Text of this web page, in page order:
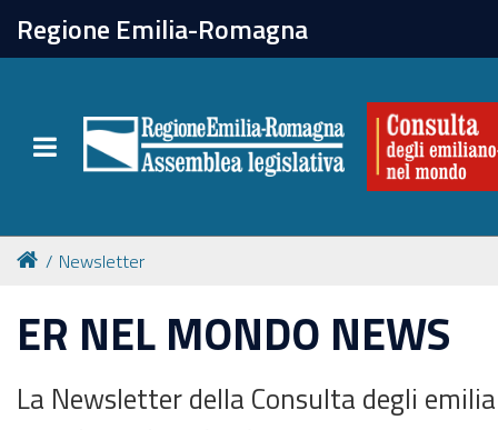
Regione Emilia-Romagna
Toggle navigation
chiudi
Attività
Per chi vive all'estero
Newsletter
Newsletter
ER NEL MONDO NEWS
La Newsletter della Consulta degli